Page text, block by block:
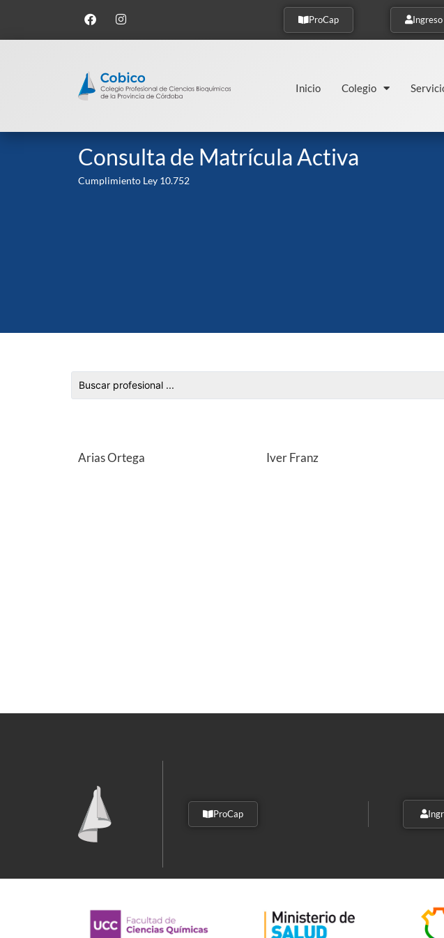
ProCap
Inicio Colegio
Consulta de Matrícula Activa
Cumplimiento Ley 10.752
Arias Ortega Iver Franz
ProCap